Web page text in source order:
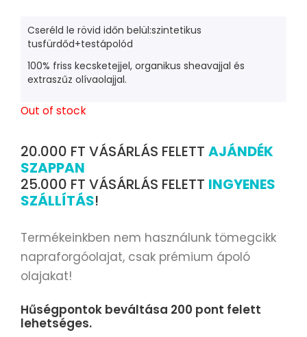
Cseréld le rövid időn belül:szintetikus
tusfürdőd+testápolód
100% friss kecsketejjel, organikus sheavajjal és
extraszűz olívaolajjal.
Out of stock
20.000 FT VÁSÁRLÁS FELETT AJÁNDÉK
SZAPPAN
25.000 FT VÁSÁRLÁS FELETT INGYENES
SZÁLLÍTÁS!
Termékeinkben nem használunk tömegcikk
napraforgóolajat, csak prémium ápoló
olajakat!
Hűségpontok beváltása 200 pont felett
lehetséges.